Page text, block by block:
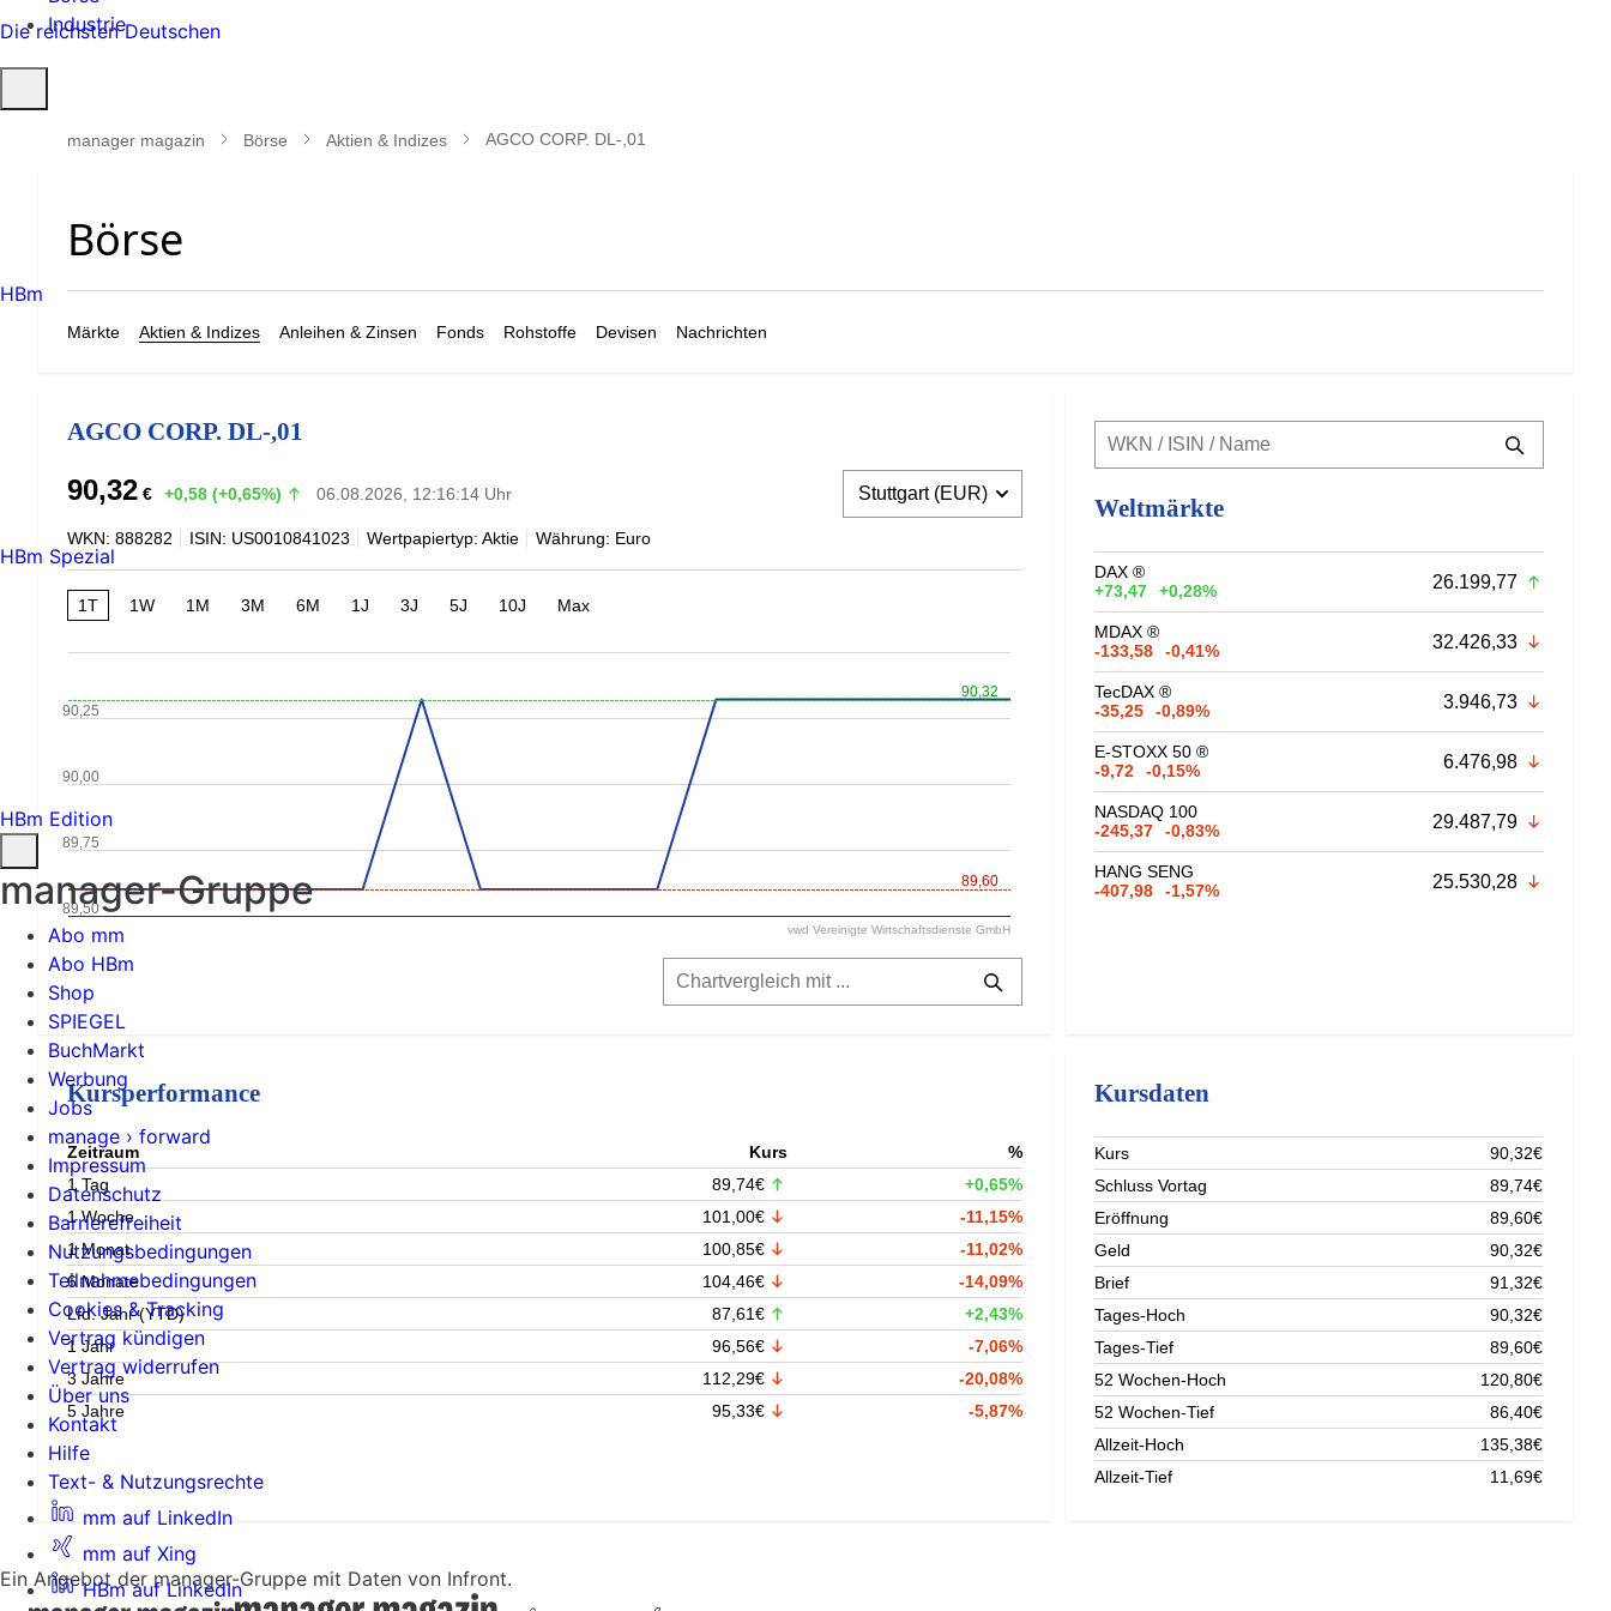
Industrie
öffnen
manager magazin Börse Aktien & Indizes AGCO CORP. DL-,01
Märkte Aktien & Indizes Anleihen & Zinsen Fonds Rohstoffe Devisen Nachrichten
AGCO CORP. DL-,01
90,32 € +0,58 (+0,65%) 06.08.2026, 12:16:14 Uhr
WKN: 888282 ISIN: US0010841023 Wertpapiertyp: Aktie Währung: Euro
1T 1W 1M 3M 6M 1J 3J 5J 10J Max
90,32
89,60
89,50
89,75
90,00
90,25
vwd Vereinigte Wirtschaftsdienste GmbH
Weltmärkte
DAX ®
+73,47
+0,28% 26.199,77
MDAX ®
-133,58
-0,41% 32.426,33
TecDAX ®
-35,25
-0,89% 3.946,73
E-STOXX 50 ®
-9,72
-0,15% 6.476,98
NASDAQ 100
-245,37
-0,83% 29.487,79
HANG SENG
-407,98
-1,57% 25.530,28
Kursperformance
Zeitraum Kurs
%
1 Tag
89,74€
+0,65%
1 Woche
101,00€
-11,15%
1 Monat
100,85€
-11,02%
6 Monate
104,46€
-14,09%
Lfd. Jahr (YTD)
87,61€
+2,43%
1 Jahr
96,56€
-7,06%
3 Jahre
112,29€
-20,08%
5 Jahre
95,33€ -5,87%
Kursdaten
Kurs
90,32€
Schluss Vortag
89,74€
Eröffnung
89,60€
Geld
90,32€
Brief
91,32€
Tages-Hoch
90,32€
Tages-Tief
89,60€
52 Wochen-Hoch
120,80€
52 Wochen-Tief
86,40€
Allzeit-Hoch
135,38€
Allzeit-Tief
11,69€
Ein Angebot der manager-Gruppe mit Daten von Infront.
Die reichsten Deutschen
HBm
HBm Spezial
HBm Edition
manager-Gruppe
Abo mm
Abo HBm
Shop
SPIEGEL
BuchMarkt
Werbung
Jobs
manage › forward
Impressum
Datenschutz
Barrierefreiheit
Nutzungsbedingungen
Teilnahmebedingungen
Cookies & Tracking
Vertrag kündigen
Vertrag widerrufen
Über uns
Kontakt
Hilfe
Text- & Nutzungsrechte
mm auf LinkedIn
mm auf Xing
HBm auf LinkedIn